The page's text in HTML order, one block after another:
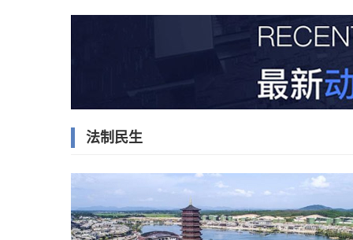
法制民生